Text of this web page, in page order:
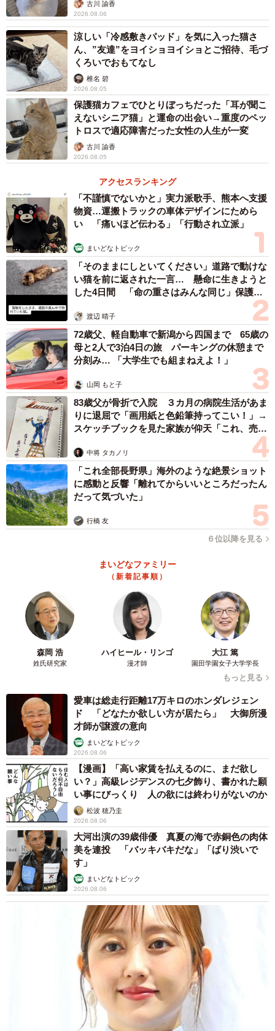
古川 諭香
2026.08.06
涼しい「冷感敷きパッド」を気に入った猫さ
ん、”友達”をヨイショヨイショとご招待、毛づ
くろいでおもてなし
椎名 碧
2026.08.05
保護猫カフェでひとりぼっちだった「耳が聞こ
えないシニア猫」と運命の出会い→重度のペッ
トロスで適応障害だった女性の人生が一変
古川 諭香
2026.08.05
アクセスランキング
「不謹慎でないかと」実力派歌手、熊本へ支援
物資…運搬トラックの車体デザインにためら
い 「痛いほど伝わる」「行動され立派」
まいどなトピック
「そのままにしといてください」道路で動けな
い猫を前に返された一言… 懸命に生きようと
した4日間 「命の重さはみんな同じ」保護団
渡辺 晴子
72歳父、軽自動車で新潟から四国まで 65歳の
母と2人で3泊4日の旅 パーキングの休憩まで
分刻み… 「大学生でも組まねえよ！」
山岡 もと子
83歳父が骨折で入院 ３カ月の病院生活があま
りに退屈で「画用紙と色鉛筆持ってこい！」→
スケッチブックを見た家族が仰天「これ、売れ
中将 タカノリ
「これ全部長野県」海外のような絶景ショット
に感動と反響「離れてからいいところだったん
だって気づいた」
行橋 友
６位以降を見る
まいどなファミリー
（新着記事順）
森岡 浩
姓氏研究家
ハイヒール・リンゴ
漫才師
大江 篤
園田学園女子大学学長
もっと見る
愛車は総走行距離17万キロのホンダレジェン
ド 「どなたか欲しい方が居たら」 大御所漫
才師が譲渡の意向
まいどなトピック
2026.08.06
【漫画】「高い家賃を払えるのに、まだ欲し
い？」高級レジデンスの七夕飾り、書かれた願
い事にびっくり 人の欲には終わりがないのか
松波 穂乃圭
2026.08.06
大河出演の39歳俳優 真夏の海で赤銅色の肉体
美を連投 「バッキバキだな」「ばり渋いで
す」
まいどなトピック
2026.08.06